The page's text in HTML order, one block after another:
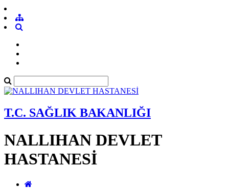
T.C. SAĞLIK BAKANLIĞI
NALLIHAN DEVLET
HASTANESİ